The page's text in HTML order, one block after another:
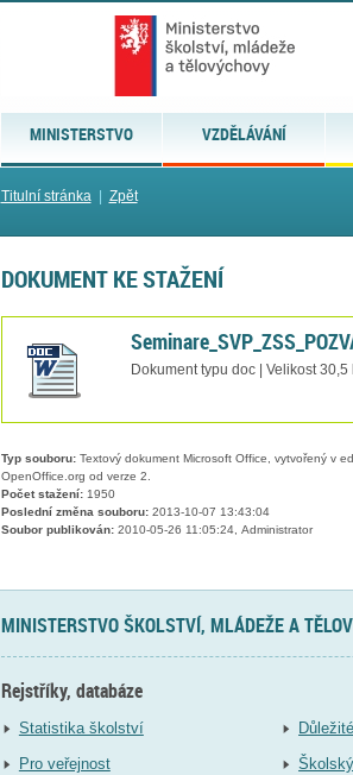
MINISTERSTVO VZDĚLÁVÁNÍ
Titulní stránka| Zpět
DOKUMENT KE STAŽENÍ
Dokument typu doc | Velikost 30,5
Typ souboru:Textový dokument Microsoft Office, vytvořený v
OpenOffice.org od verze 2.
Počet stažení:1950
Poslední změna souboru:2013-10-07 13:43:04
Soubor publikován:2010-05-26 11:05:24, Administrator
MINISTERSTVO ŠKOLSTVÍ, MLÁDEŽE A
Rejstříky, databáze
Statistika školství
Pro veřejnost